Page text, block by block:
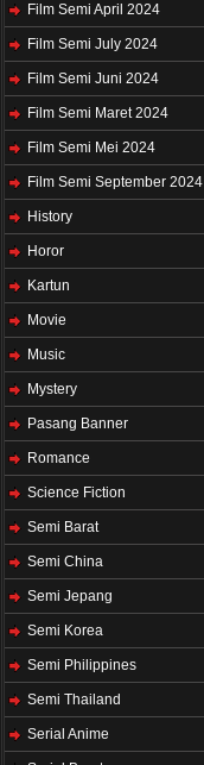
Film Semi April 2024
Film Semi July 2024
Film Semi Juni 2024
Film Semi Maret 2024
Film Semi Mei 2024
Film Semi September 2024
History
Horor
Kartun
Movie
Music
Mystery
Pasang Banner
Romance
Science Fiction
Semi Barat
Semi China
Semi Jepang
Semi Korea
Semi Philippines
Semi Thailand
Serial Anime